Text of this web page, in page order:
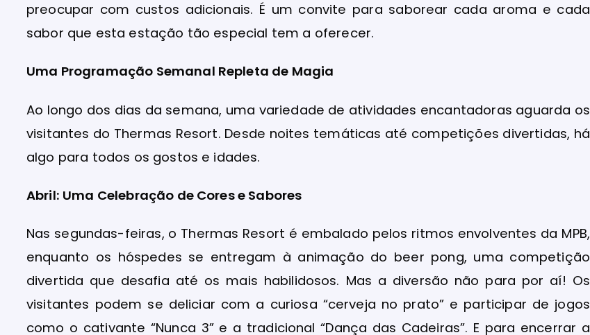
preocupar com custos adicionais. É um convite para saborear cada aroma e cada
sabor que esta estação tão especial tem a oferecer.
Uma Programação Semanal Repleta de Magia
Ao longo dos dias da semana, uma variedade de atividades encantadoras aguarda os
visitantes do Thermas Resort. Desde noites temáticas até competições divertidas, há
algo para todos os gostos e idades.
Abril: Uma Celebração de Cores e Sabores
Nas segundas-feiras, o Thermas Resort é embalado pelos ritmos envolventes da MPB,
enquanto os hóspedes se entregam à animação do beer pong, uma competição
divertida que desafia até os mais habilidosos. Mas a diversão não para por aí! Os
visitantes podem se deliciar com a curiosa “cerveja no prato” e participar de jogos
como o cativante “Nunca 3” e a tradicional “Dança das Cadeiras”. E para encerrar a